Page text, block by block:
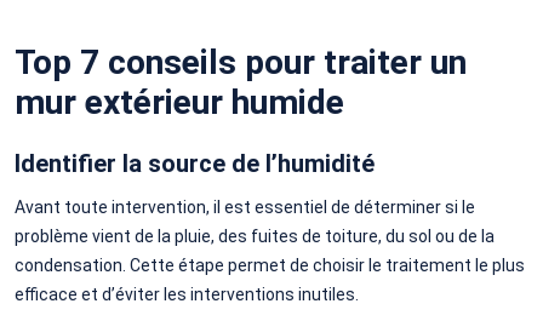
Top 7 conseils pour traiter un
mur extérieur humide
Identifier la source de l’humidité
Avant toute intervention, il est essentiel de déterminer si le
problème vient de la pluie, des fuites de toiture, du sol ou de la
condensation. Cette étape permet de choisir le traitement le plus
efficace et d’éviter les interventions inutiles.